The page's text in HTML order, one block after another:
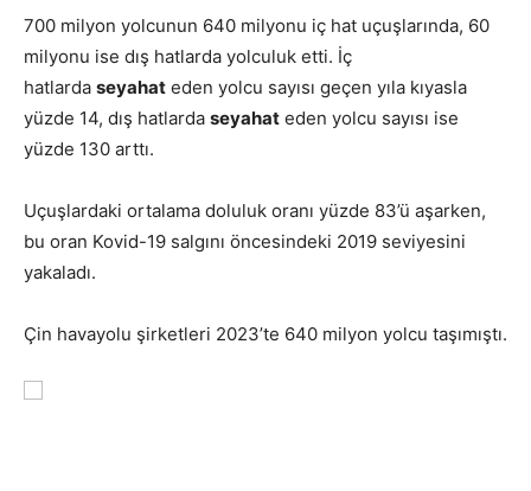
700 milyon yolcunun 640 milyonu iç hat uçuşlarında, 60
milyonu ise dış hatlarda yolculuk etti. İç
hatlarda seyahat eden yolcu sayısı geçen yıla kıyasla
yüzde 14, dış hatlarda seyahat eden yolcu sayısı ise
yüzde 130 arttı.
Uçuşlardaki ortalama doluluk oranı yüzde 83’ü aşarken,
bu oran Kovid-19 salgını öncesindeki 2019 seviyesini
yakaladı.
Çin havayolu şirketleri 2023’te 640 milyon yolcu taşımıştı.